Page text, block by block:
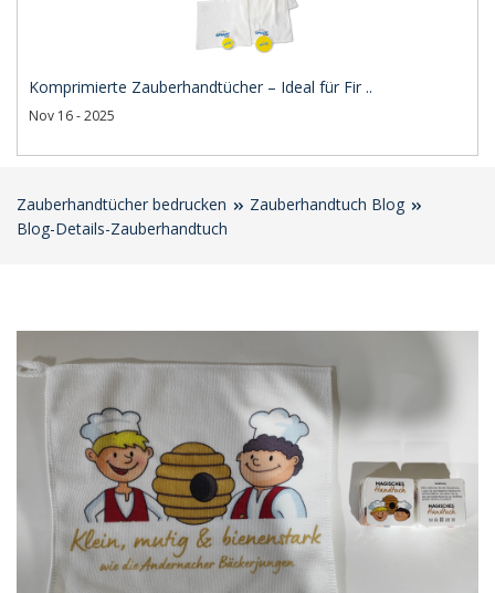
Komprimierte Zauberhandtücher – Ideal für Fir ..
Nov 16 - 2025
Zauberhandtücher bedrucken
Zauberhandtuch Blog
Blog-Details-Zauberhandtuch